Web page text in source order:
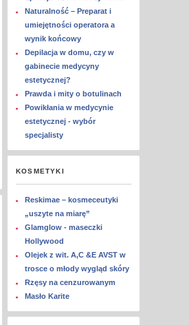
Naturalność – Preparat i
umiejętności operatora a
wynik końcowy
Depilacja w domu, czy w
gabinecie medycyny
estetycznej?
Prawda i mity o botulinach
Powikłania w medycynie
estetycznej - wybór
specjalisty
KOSMETYKI
Reskimae – kosmeceutyki
„uszyte na miarę”
Glamglow - maseczki
Hollywood
Olejek z wit. A,C &E AVST w
trosce o młody wygląd skóry
Rzęsy na cenzurowanym
Masło Karite